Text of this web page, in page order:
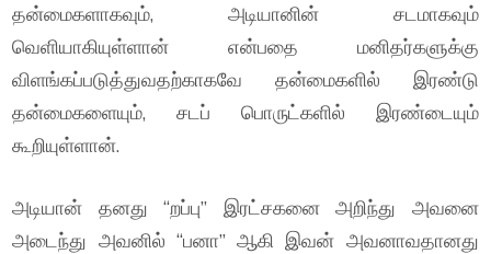
தன்மைகளாகவும், அடியானின் சடமாகவும்
வெளியாகியுள்ளான் என்பதை மனிதர்களுக்கு
விளங்கப்படுத்துவதற்காகவே தன்மைகளில் இரண்டு
தன்மைகளையும், சடப் பொருட்களில் இரண்டையும்
கூறியுள்ளான்.
அடியான் தனது “றப்பு” இரட்சகனை அறிந்து அவனை
அடைந்து அவனில் “பனா” ஆகி இவன் அவனாவதானது